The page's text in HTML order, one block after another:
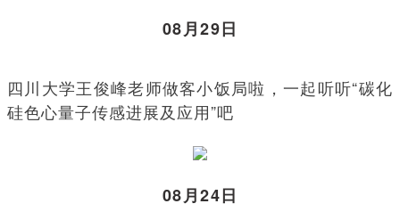
08月29日
四川大学王俊峰老师做客小饭局啦，一起听听“碳化
硅色心量子传感进展及应用”吧
08月24日